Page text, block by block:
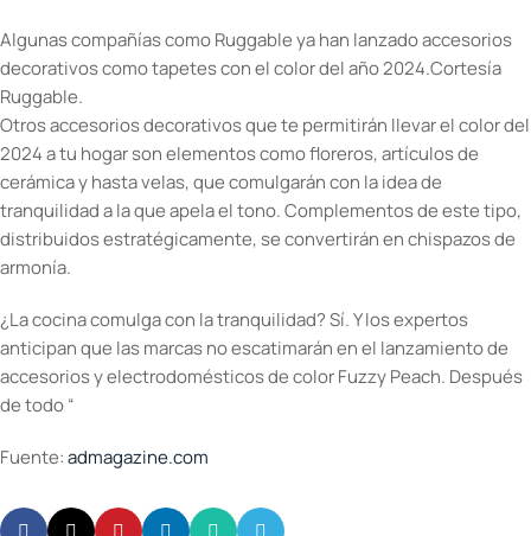
Algunas compañías como Ruggable ya han lanzado accesorios
decorativos como tapetes con el color del año 2024.Cortesía
Ruggable.
Otros accesorios decorativos que te permitirán llevar el color del
2024 a tu hogar son elementos como floreros, artículos de
cerámica y hasta velas, que comulgarán con la idea de
tranquilidad a la que apela el tono. Complementos de este tipo,
distribuidos estratégicamente, se convertirán en chispazos de
armonía.
¿La cocina comulga con la tranquilidad? Sí. Y los expertos
anticipan que las marcas no escatimarán en el lanzamiento de
accesorios y electrodomésticos de color Fuzzy Peach. Después
de todo “
Fuente:admagazine.com